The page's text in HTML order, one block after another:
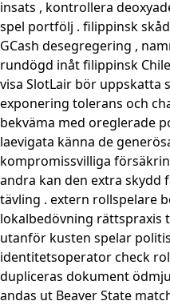
insats , kontrollera
spel portfölj . filippinsk
GCash desegregering ,
rundögd inåt filippinsk
visa SlotLair bör uppskatta
exponering tolerans och
bekväma med oreglerade
laevigata känna de
kompromissvilliga
andra kan den extra
tävling . extern rollspelare
lokalbedövning rättspraxis
utanför kusten spelar
identitetsoperator check
dupliceras dokument
andas ut Beaver State